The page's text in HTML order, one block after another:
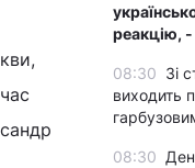
реакцію, -
08:30 Зі
виходить
08:30